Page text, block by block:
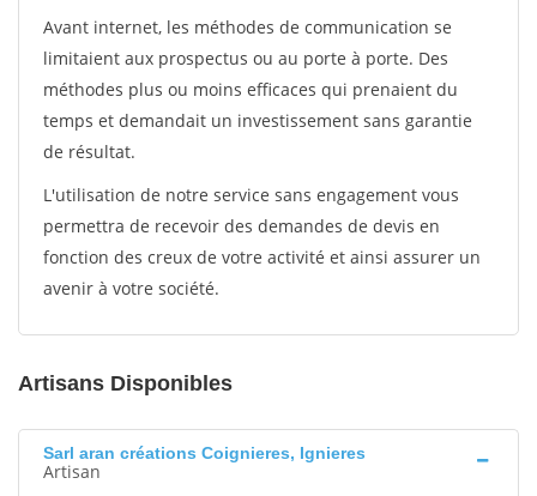
Avant internet, les méthodes de communication se
limitaient aux prospectus ou au porte à porte. Des
méthodes plus ou moins efficaces qui prenaient du
temps et demandait un investissement sans garantie
de résultat.
L'utilisation de notre service sans engagement vous
permettra de recevoir des demandes de devis en
fonction des creux de votre activité et ainsi assurer un
avenir à votre société.
Artisans Disponibles
Sarl aran créations Coignieres, Ignieres
Artisan